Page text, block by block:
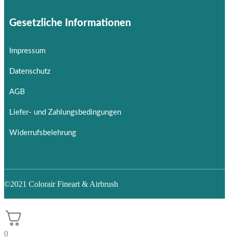
Gesetzliche Informationen
Impressum
Datenschutz
AGB
Liefer- und Zahlungsbedingungen
Widerrufsbelehrung
©2021 Colorair Fineart & Airbrush
0